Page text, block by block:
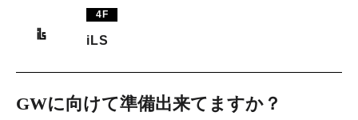
TAX FREE
日本語
4F
iLS
GWに向けて準備出来てますか？